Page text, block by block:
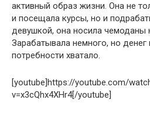
активный образ жизни. Она не
и посещала курсы, но и
девушкой, она носила чемоданы
Зарабатывала немного, но
потребности хватало.
[youtube]https://youtube.com/
v=x3cQhx4XHr4[/youtube]